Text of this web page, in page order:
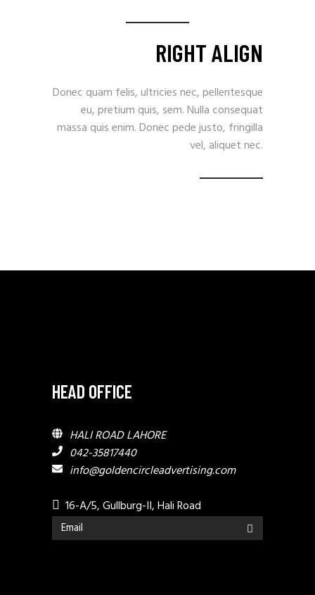
RIGHT ALIGN
Donec quam felis, ultricies nec, pellentesque
eu, pretium quis, sem. Nulla consequat
massa quis enim. Donec pede justo, fringilla
vel, aliquet nec.
HEAD OFFICE
HALI ROAD LAHORE
042-35817440
info@goldencircleadvertising.com
16-A/5, Gullburg-II, Hali Road